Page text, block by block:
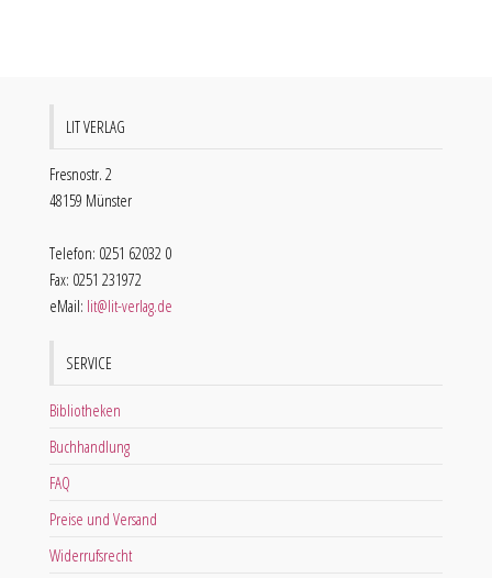
LIT VERLAG
Fresnostr. 2
48159 Münster
Telefon: 0251 62032 0
Fax: 0251 231972
eMail: lit@lit-verlag.de
SERVICE
Bibliotheken
Buchhandlung
FAQ
Preise und Versand
Widerrufsrecht